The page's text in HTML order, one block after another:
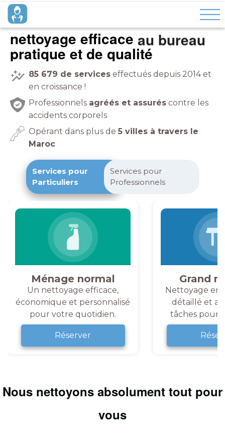
nettoyage efficace
pratique et de qualité
85 679 de services effectués depuis 2014 et
en croissance !
Professionnels agréés et assurés contre les
accidents corporels
Opérant dans plus de 5 villes à travers le
Maroc
Services pour
Particuliers
Services pour
Professionnels
Ménage normal
Un nettoyage efficace,
économique et personnalisé
pour votre quotidien.
Réserver
Grand
Nettoyage en
détaillé et
tâches pour
Nous nettoyons absolument tout pour
vous